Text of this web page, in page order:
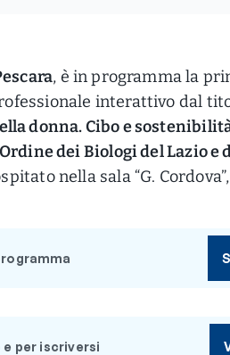
, è in programma la
interattivo dal
donna. Cibo e
Ordine dei Biologi del Lazioe
nella sala “G.
per iscriversi